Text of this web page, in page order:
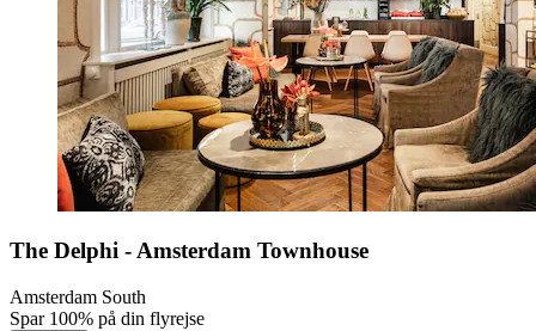
The Delphi - Amsterdam Townhouse
Amsterdam South
Spar 100% på din flyrejse